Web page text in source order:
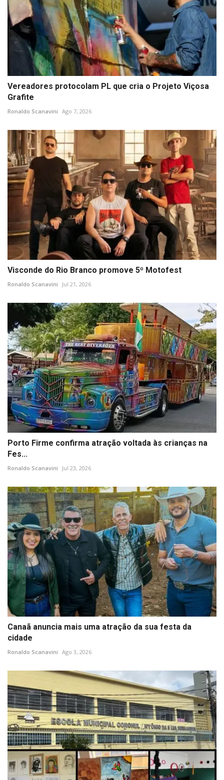
Vereadores protocolam PL que cria o Projeto Viçosa
Grafite
Ronaldo Scanavini Ago 7, 2026
Visconde do Rio Branco promove 5º Motofest
Ronaldo Scanavini Jul 21, 2026
Porto Firme confirma atração voltada às crianças na
Fes...
Ronaldo Scanavini Jul 23, 2026
Canaã anuncia mais uma atração da sua festa da
cidade
Ronaldo Scanavini Ago 3, 2026